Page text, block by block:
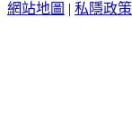
網站地圖 | 私隱政策